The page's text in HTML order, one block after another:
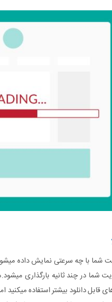
شما با چه سرعتی نمایش داده
در چند ثانیه بارگذاری
دانلود بیشتر استفاده میکنید